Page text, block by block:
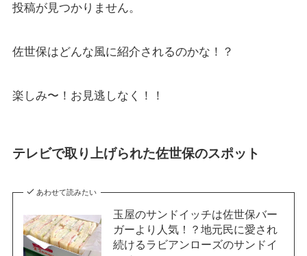
投稿が見つかりません。
佐世保はどんな風に紹介されるのかな！？
楽しみ〜！お見逃しなく！！
テレビで取り上げられた佐世保のスポット
あわせて読みたい
玉屋のサンドイッチは佐世保バー
ガーより人気！？地元民に愛され
続けるラビアンローズのサンドイ